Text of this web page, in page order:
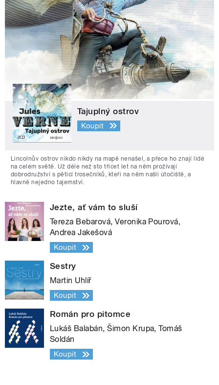
Tajuplný ostrov
Koupit
Lincolnův ostrov nikdo nikdy na mapě nenašel, a přece ho znají lidé
na celém světě. Už déle než sto třicet let na něm prožívají
dobrodružství s pěticí trosečníků, kteří na něm našli útočiště, a
hlavně nejedno tajemství.
Jezte, ať vám to sluší
Tereza Bebarová, Veronika Pourová,
Andrea Jakešová
Koupit
Sestry
Martin Uhlíř
Koupit
Román pro pitomce
Lukáš Balabán, Šimon Krupa, Tomáš
Soldán
Koupit